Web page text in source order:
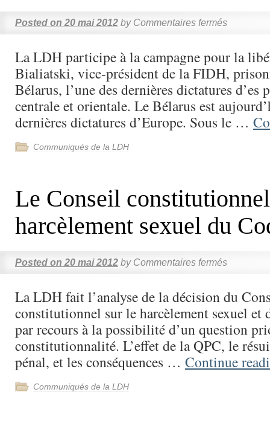
Posted on 20 mai 2012 by Commentaires fermés
La LDH participe à la campagne pour la
Bialiatski, vice-président de la FIDH,
Bélarus, l’une des dernières dictatures d’es
centrale et orientale. Le Bélarus est
dernières dictatures d’Europe. Sous le …
Communiqués de la LDH
Le Conseil
harcèlement sexuel du
Posted on 20 mai 2012 by Commentaires fermés
La LDH fait l’analyse de la décision du
constitutionnel sur le harcèlement sexuel et
par recours à la possibilité d’un question
constitutionnalité. L’effet de la QPC, le
pénal, et les conséquences … Continue
Communiqués de la LDH